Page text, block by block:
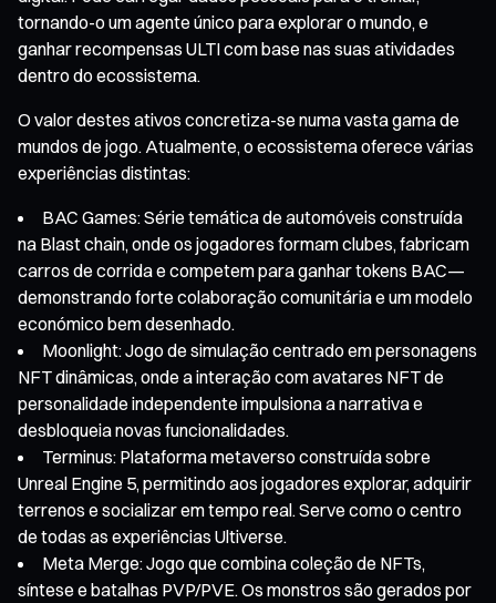
tornando-o um agente único para explorar o mundo, e
ganhar recompensas ULTI com base nas suas atividades
dentro do ecossistema.
O valor destes ativos concretiza-se numa vasta gama de
mundos de jogo. Atualmente, o ecossistema oferece várias
experiências distintas:
BAC Games: Série temática de automóveis construída
na Blast chain, onde os jogadores formam clubes, fabricam
carros de corrida e competem para ganhar tokens BAC—
demonstrando forte colaboração comunitária e um modelo
económico bem desenhado.
Moonlight: Jogo de simulação centrado em personagens
NFT dinâmicas, onde a interação com avatares NFT de
personalidade independente impulsiona a narrativa e
desbloqueia novas funcionalidades.
Terminus: Plataforma metaverso construída sobre
Unreal Engine 5, permitindo aos jogadores explorar, adquirir
terrenos e socializar em tempo real. Serve como o centro
de todas as experiências Ultiverse.
Meta Merge: Jogo que combina coleção de NFTs,
síntese e batalhas PVP/PVE. Os monstros são gerados por